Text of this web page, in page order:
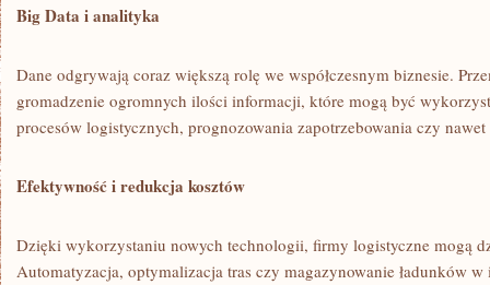
Big Data i analityka
Dane odgrywają coraz większą rolę we współczesnym biznesie.
gromadzenie ogromnych ilości informacji, które mogą być
procesów logistycznych,⁤ prognozowania zapotrzebowania czy
Efektywność i redukcja kosztów
Dzięki wykorzystaniu nowych technologii, firmy logistyczne mogą
Automatyzacja, optymalizacja tras czy magazynowanie ładunków